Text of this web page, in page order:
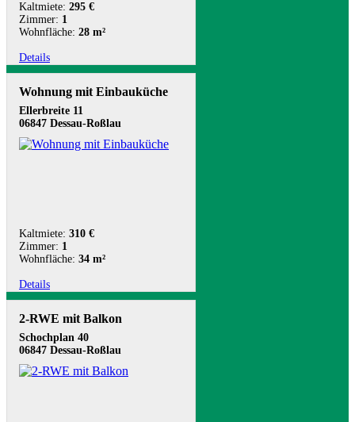
Kaltmiete: 295 €
Zimmer: 1
Wohnfläche: 28 m²
Details
Wohnung mit Einbauküche
Ellerbreite 11
06847 Dessau-Roßlau
Kaltmiete: 310 €
Zimmer: 1
Wohnfläche: 34 m²
Details
2-RWE mit Balkon
Schochplan 40
06847 Dessau-Roßlau